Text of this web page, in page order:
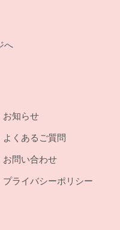
へ
お知らせ
よくあるご質問
お問い合わせ
プライバシーポリシー